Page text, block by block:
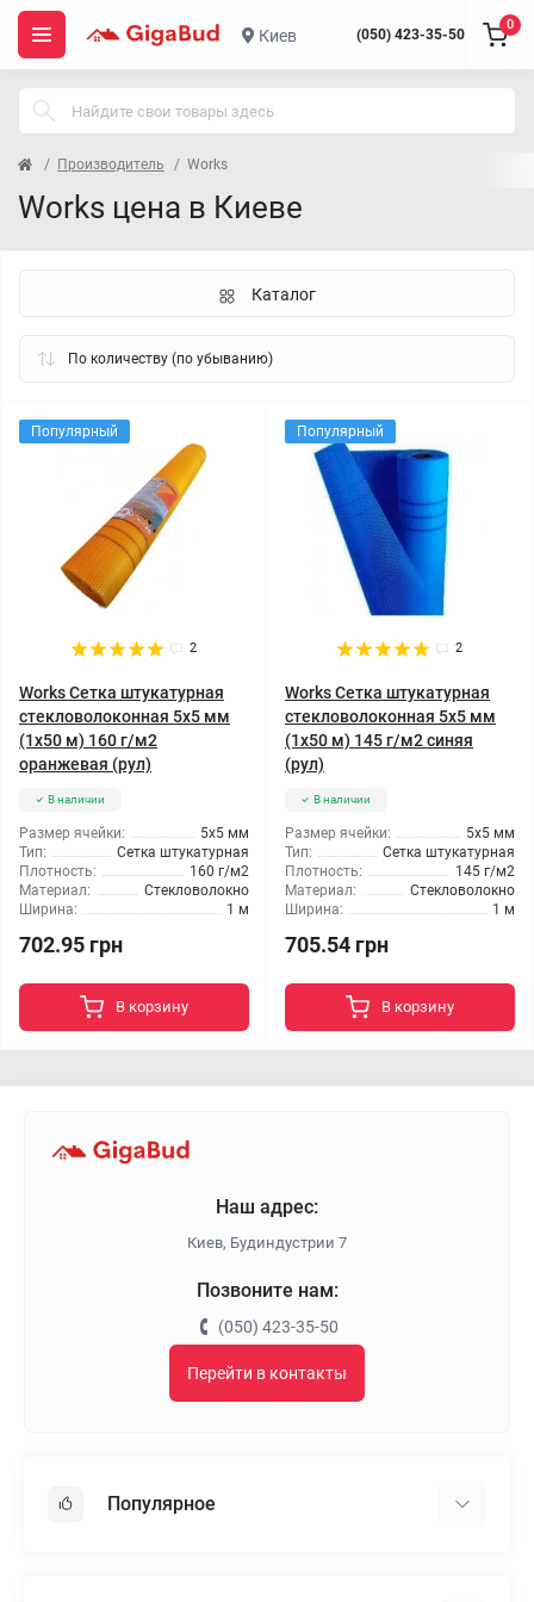
Киев (050) 423-35-50
0
Производитель Works
Works цена в Киеве
Каталог
Популярный
2
Works Сетка штукатурная
стекловолоконная 5x5 мм
(1x50 м) 160 г/м2
оранжевая (рул)
В наличии
Размер ячейки:
5x5 мм
Тип:
Сетка штукатурная
Плотность:
160 г/м2
Материал:
Стекловолокно
Ширина:
1 м
702.95 грн
В корзину
Популярный
2
Works Сетка штукатурная
стекловолоконная 5x5 мм
(1x50 м) 145 г/м2 синяя
(рул)
В наличии
Размер ячейки:
5x5 мм
Тип:
Сетка штукатурная
Плотность:
145 г/м2
Материал:
Стекловолокно
Ширина:
1 м
705.54 грн
В корзину
Наш адрес:
Киев, Будиндустрии 7
Позвоните нам:
(050) 423-35-50
Перейти в контакты
Популярное